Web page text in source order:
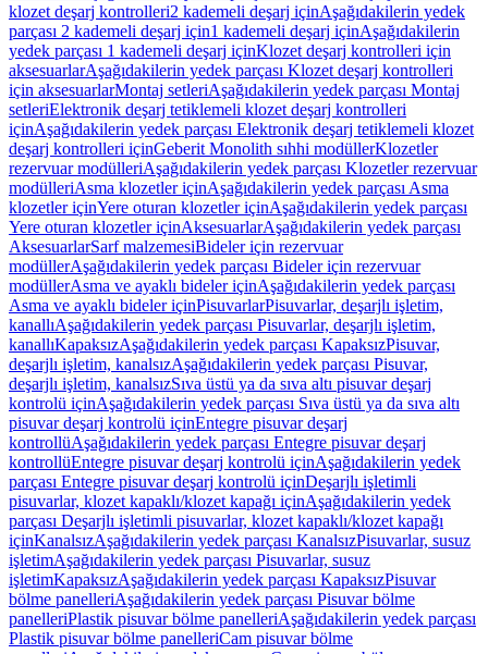
klozet deşarj kontrolleri2 kademeli deşarj içinAşağıdakilerin yedek
parçası 2 kademeli deşarj için1 kademeli deşarj içinAşağıdakilerin
yedek parçası 1 kademeli deşarj içinKlozet deşarj kontrolleri için
aksesuarlarAşağıdakilerin yedek parçası Klozet deşarj kontrolleri
için aksesuarlarMontaj setleriAşağıdakilerin yedek parçası Montaj
setleriElektronik deşarj tetiklemeli klozet deşarj kontrolleri
içinAşağıdakilerin yedek parçası Elektronik deşarj tetiklemeli klozet
deşarj kontrolleri içinGeberit Monolith sıhhi modüllerKlozetler
rezervuar modülleriAşağıdakilerin yedek parçası Klozetler rezervuar
modülleriAsma klozetler içinAşağıdakilerin yedek parçası Asma
klozetler içinYere oturan klozetler içinAşağıdakilerin yedek parçası
Yere oturan klozetler içinAksesuarlarAşağıdakilerin yedek parçası
AksesuarlarSarf malzemesiBideler için rezervuar
modüllerAşağıdakilerin yedek parçası Bideler için rezervuar
modüllerAsma ve ayaklı bideler içinAşağıdakilerin yedek parçası
Asma ve ayaklı bideler içinPisuvarlarPisuvarlar, deşarjlı işletim,
kanallıAşağıdakilerin yedek parçası Pisuvarlar, deşarjlı işletim,
kanallıKapaksızAşağıdakilerin yedek parçası KapaksızPisuvar,
deşarjlı işletim, kanalsızAşağıdakilerin yedek parçası Pisuvar,
deşarjlı işletim, kanalsızSıva üstü ya da sıva altı pisuvar deşarj
kontrolü içinAşağıdakilerin yedek parçası Sıva üstü ya da sıva altı
pisuvar deşarj kontrolü içinEntegre pisuvar deşarj
kontrollüAşağıdakilerin yedek parçası Entegre pisuvar deşarj
kontrollüEntegre pisuvar deşarj kontrolü içinAşağıdakilerin yedek
parçası Entegre pisuvar deşarj kontrolü içinDeşarjlı işletimli
pisuvarlar, klozet kapaklı/klozet kapağı içinAşağıdakilerin yedek
parçası Deşarjlı işletimli pisuvarlar, klozet kapaklı/klozet kapağı
içinKanalsızAşağıdakilerin yedek parçası KanalsızPisuvarlar, susuz
işletimAşağıdakilerin yedek parçası Pisuvarlar, susuz
işletimKapaksızAşağıdakilerin yedek parçası KapaksızPisuvar
bölme panelleriAşağıdakilerin yedek parçası Pisuvar bölme
panelleriPlastik pisuvar bölme panelleriAşağıdakilerin yedek parçası
Plastik pisuvar bölme panelleriCam pisuvar bölme